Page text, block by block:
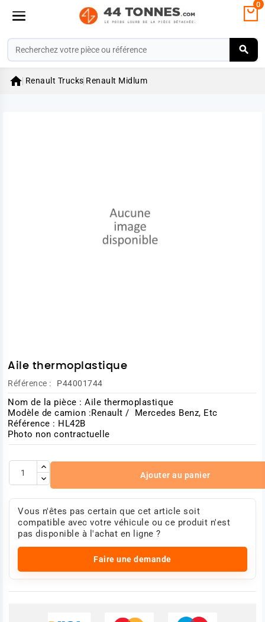
0
 Renault Trucks Renault Midlum
Aile thermoplastique
Référence : P44001744
Nom de la pièce : Aile thermoplastique
Modèle de camion :Renault / Mercedes Benz, Etc
Référence : HL42B
Photo non contractuelle
Ajouter au panier
Vous n'êtes pas certain que cet article soit
compatible avec votre véhicule ou ce produit n'est
pas disponible à l'achat en ligne ?
Faire une demande